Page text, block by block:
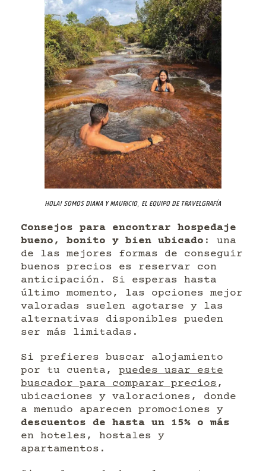
Hola! Somos Diana y Mauricio, el equipo de Travelgrafía
Consejos para encontrar hospedaje
bueno, bonito y bien ubicado : una
de las mejores formas de conseguir
buenos precios es reservar con
anticipación. Si esperas hasta
último momento, las opciones mejor
valoradas suelen agotarse y las
alternativas disponibles pueden
ser más limitadas.
Si prefieres buscar alojamiento
por tu cuenta, puedes usar este
buscador para comparar precios ,
ubicaciones y valoraciones, donde
a menudo aparecen promociones y
descuentos de hasta un 15% o más
en hoteles, hostales y
apartamentos.